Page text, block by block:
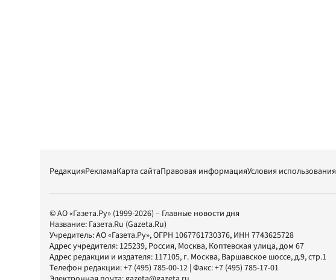
РедакцияРекламаКарта сайтаПравовая информацияУсловия использования
© АО «Газета.Ру» (1999-2026) – Главные новости дня
Название: Газета.Ru (Gazeta.Ru)
Учредитель:АО «Газета.Ру», ОГРН 1067761730376, ИНН 7743625728
Адрес учредителя: 125239, Россия, Москва, Коптевская улица, дом 67
Адрес редакции и издателя: 117105, г. Москва, Варшавское шоссе, д.9, стр.1
Телефон редакции:+7 (495) 785-00-12 | Факс:+7 (495) 785-17-01